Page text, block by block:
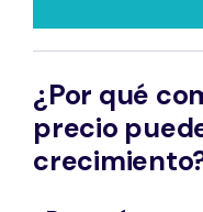
¿Por qué
precio